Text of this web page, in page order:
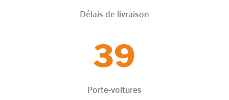
Délais de livraison
39
Porte-voitures